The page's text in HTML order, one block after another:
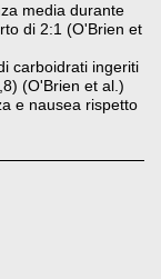
media durante
di 2:1 (O'Brien et
carboidrati ingeriti
(O'Brien et al.)
e nausea rispetto